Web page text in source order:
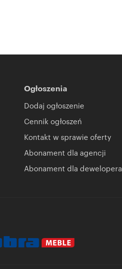
Ogłoszenia
Dodaj ogłoszenie
Cennik ogłoszeń
Kontakt w sprawie oferty
Abonament dla agencji
Abonament dla dewelopera